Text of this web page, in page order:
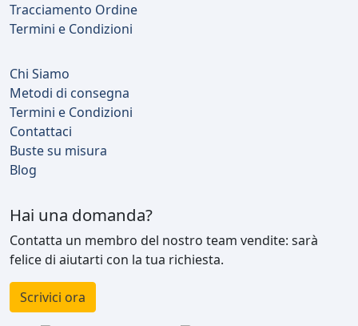
Tracciamento Ordine
Termini e Condizioni
Chi Siamo
Metodi di consegna
Termini e Condizioni
Contattaci
Buste su misura
Blog
Hai una domanda?
Contatta un membro del nostro team vendite: sarà
felice di aiutarti con la tua richiesta.
Scrivici ora